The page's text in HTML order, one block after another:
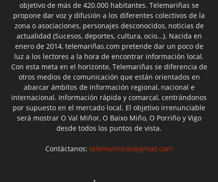
objetivo de más de 420.000 habitantes. Telemariñas se
propone dar voz y difusión a los diferentes colectivos de la
zona o asociaciones, personajes desconocidos, noticias de
actualidad (Sucesos, deportes, cultura, ocio...). Nacida en
enero de 2014, telemariñas.com pretende dar un poco de
luz a los lectores a la hora de encontrar información local.
Con esta meta en el horizonte, Telemariñas se diferencia de
otros medios de comunicación que están orientados en
abarcar ámbitos de información regional, nacional e
internacional. Información rápida y comarcal, centrándonos
por supuesto en el mercado local. El objetivo irrenunciable
será mostrar O Val Miñor, O Baixo Miño, O Porriño y Vigo
desde todos los puntos de vista.
Contáctanos: telemarinhas@gmail.com